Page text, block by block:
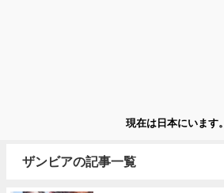
現在は日本にいます。
ザンビアの記事一覧